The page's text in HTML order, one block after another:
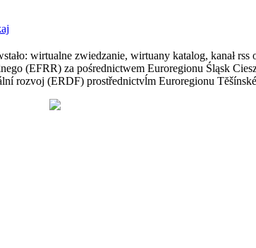
wirtualne zwiedzanie, wirtuany katalog, kanał rss
(EFRR) za pośrednictwem Euroregionu Śląsk
rozvoj (ERDF) prostřednictvĺm Euroregionu